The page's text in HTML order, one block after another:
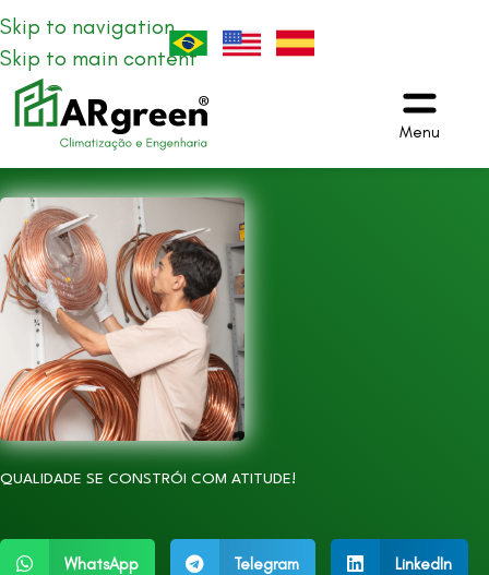
Skip to navigation
Skip to main content
Menu
QUALIDADE SE CONSTRÓI COM ATITUDE!
WhatsApp Telegram LinkedIn